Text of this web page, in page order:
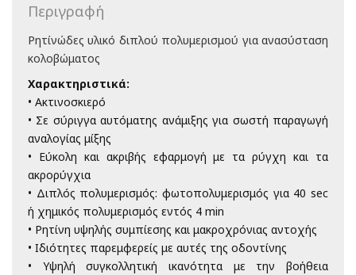
Περιγραφή
Ρητίνώδες υλικό διπλού πολυμερισμού για ανασύσταση
κολοβώματος
Χαρακτηριστικά:
• Ακτινοσκιερό
• Σε σύριγγα αυτόματης ανάμιξης για σωστή παραγωγή
αναλογίας μίξης
• Εύκολη και ακριβής εφαρμογή με τα ρύγχη και τα
ακρορύγχια
• Διπλός πολυμερισμός: φωτοπολυμερισμός για 40 sec
ή χημικός πολυμερισμός εντός 4 min
• Ρητίνη υψηλής συμπίεσης και μακροχρόνιας αντοχής
• Ιδιότητες παρεμφερείς με αυτές της οδοντίνης
• Υψηλή συγκολλητική ικανότητα με την βοήθεια